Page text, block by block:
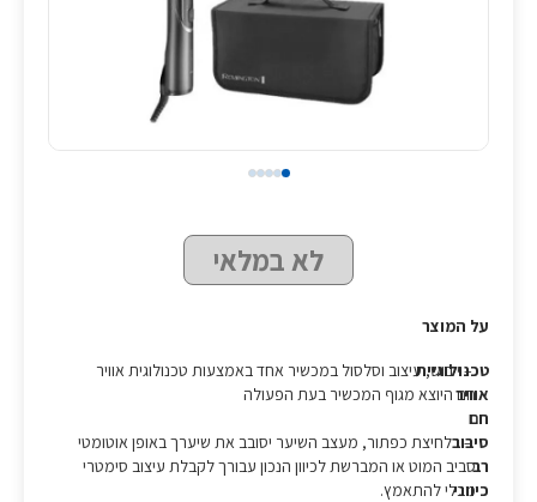
לא במלאי
על המוצר
טכנולוגיית
אוויר
חם
– ייבוש, עיצוב וסלסול במכשיר אחד באמצעות טכנולוגית אוויר
חם היוצא מגוף המכשיר בעת הפעולה
סיבוב
רב
כיווני
– בלחיצת כפתור, מעצב השיער יסובב את שיערך באופן אוטומטי
סביב המוט או המברשת לכיוון הנכון עבורך לקבלת עיצוב סימטרי
מבלי להתאמץ.